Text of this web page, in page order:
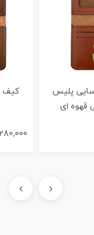
پلیس
قهوه ای
کیف
280,000
‹
›